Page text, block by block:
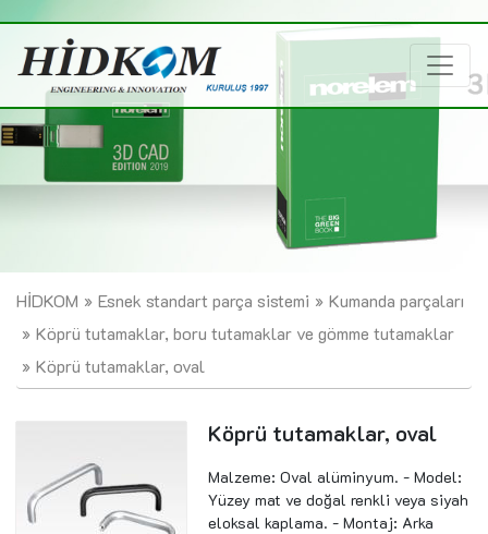
HİDKOM Esnek standart parça sistemi
Kumanda parçaları
Köprü tutamaklar, boru tutamaklar ve gömme tutamaklar
Köprü tutamaklar, oval
Köprü tutamaklar, oval
Malzeme: Oval alüminyum. - Model:
Yüzey mat ve doğal renkli veya siyah
eloksal kaplama. - Montaj: Arka